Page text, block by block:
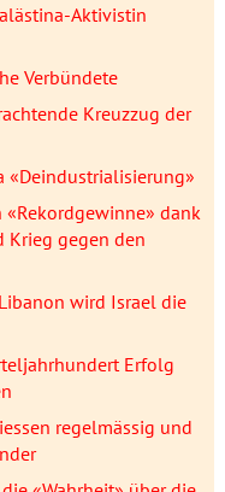
Aktivistin
Verbündete
Kreuzzug der
«Deindustrialisierung»
dank
Krieg gegen den
wird Israel die
Erfolg
regelmässig und